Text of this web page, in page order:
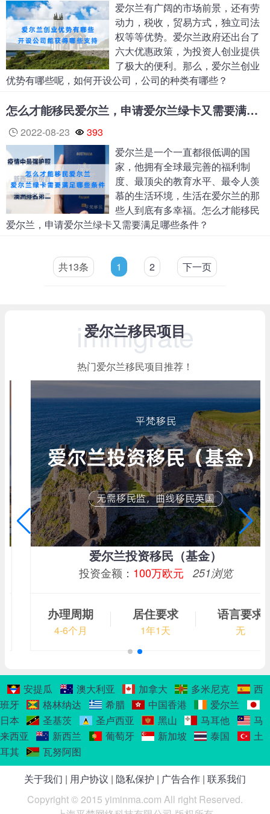
爱尔兰有广阔的市场前景，还有劳
动力，税收，贸易方式，独立司法
权等等优势。爱尔兰政府还出台了
六大优惠政策，为投资人创业提供
了极大的便利。那么，爱尔兰创业
优势有哪些呢，如何开设公司，公司的种类有哪些？
怎么才能移民爱尔兰，申请爱尔兰绿卡又需要满足哪些条件
2022-08-23
393
爱尔兰是一个一直都很低调的国
家，他拥有全球最完善的福利制
度、最顶尖的教育水平、最令人羡
慕的生活环境，生活在爱尔兰的那
些人到底有多幸福。怎么才能移民
爱尔兰，申请爱尔兰绿卡又需要满足哪些条件？
共13条 1 2 下一页
爱尔兰移民项目
immigrate
热门爱尔兰移民项目推荐！
爱尔兰投资移民（基金）
投资金额：100万欧元 251浏览
办理周期
4-6个月
居住要求
1年1天
语言要求
安提瓜 澳大利亚 加拿大 多米尼克
西
班牙
格林纳达 希腊 中国香港
爱尔兰
日本
圣基茨 圣卢西亚 黑山 马耳他
马
来西亚
新西兰 葡萄牙 新加坡 泰国
土
耳其
瓦努阿图
关于我们 | 用户协议 | 隐私保护 | 广告合作 | 联系我们
Copyright © 2015 yiminma.com All right Reserved.